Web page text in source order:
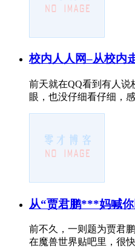
校内人人网–从校内
前天就在QQ看到有人说
眼，也没仔细看仔细，
从“贾君鹏***妈喊
前不久，一则题为贾君
在魔兽世界贴吧里，很